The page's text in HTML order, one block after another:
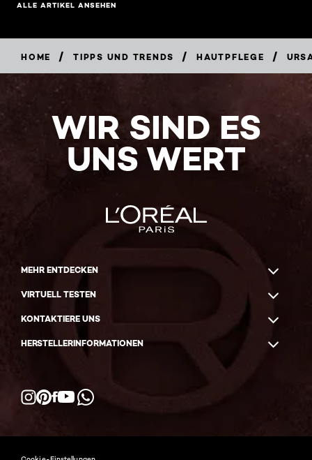
ALLE ARTIKEL ANSEHEN
HOME / TIPPS UND TRENDS / HAUTPFLEGE /
WIR SIND ES
UNS WERT
MEHR ENTDECKEN
VIRTUELL TESTEN
KONTAKTIERE UNS
HERSTELLERINFORMATIONEN
Facebook
YouTube